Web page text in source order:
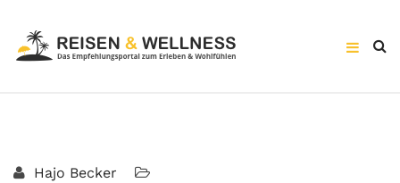
Hajo Becker